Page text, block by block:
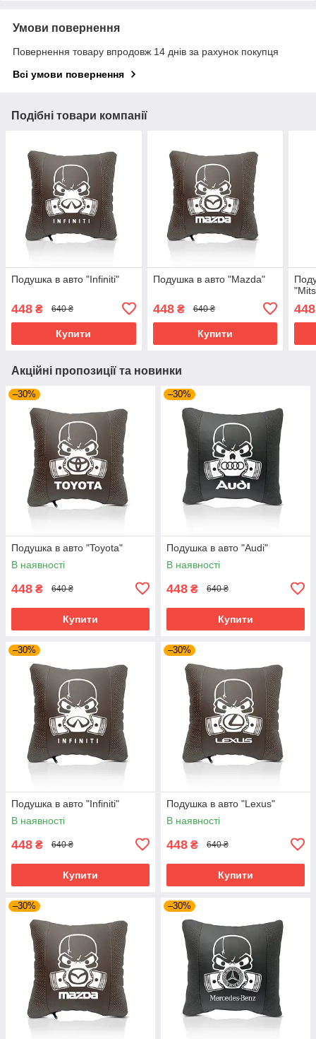
Умови повернення
Повернення товару впродовж 14 днів за рахунок покупця
Всі умови повернення
Подібні товари компанії
Подушка в авто "Infiniti"
448 ₴ 640 ₴
Купити
Подушка в авто "Mazda"
448₴ 640 ₴
Купити
448
Акційні пропозиції та новинки
–30%
Подушка в авто "Toyota"
В наявності
448 ₴ 640 ₴
Купити
–30%
Подушка в авто "Audi"
В наявності
448 ₴ 640 ₴
Купити
–30%
Подушка в авто "Infiniti"
В наявності
448 ₴ 640 ₴
Купити
–30%
Подушка в авто "Lexus"
В наявності
448 ₴ 640 ₴
Купити
–30% –30%